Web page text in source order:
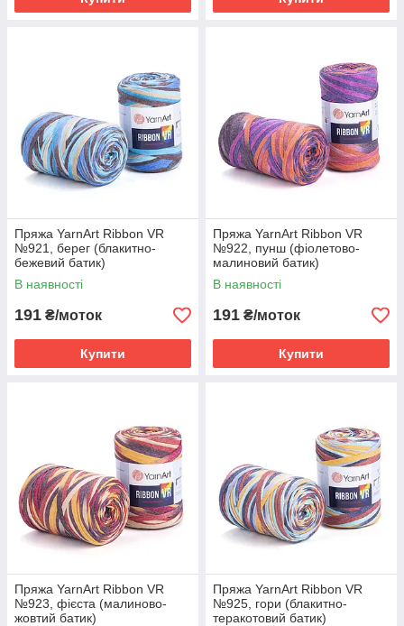
Пряжа YarnArt Ribbon VR
№921, берег (блакитно-
бежевий батик)
В наявності
191 ₴/моток
Купити
Пряжа YarnArt Ribbon VR
№922, пунш (фіолетово-
малиновий батик)
В наявності
191 ₴/моток
Купити
Пряжа YarnArt Ribbon VR
№923, фієста (малиново-
жовтий батик)
Пряжа YarnArt Ribbon VR
№925, гори (блакитно-
теракотовий батик)